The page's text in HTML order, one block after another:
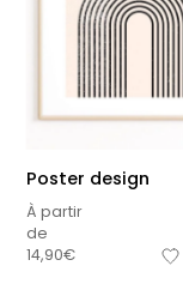
Poster design
À partir
de
14,90€